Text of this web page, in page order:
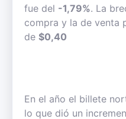
fue del -1,79%. La
compra y la de venta
de $0,40
En el año el billete
lo que dió un